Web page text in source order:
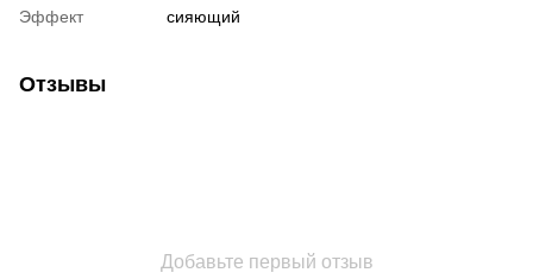
Эффект
сияющий
Отзывы
Добавьте первый отзыв